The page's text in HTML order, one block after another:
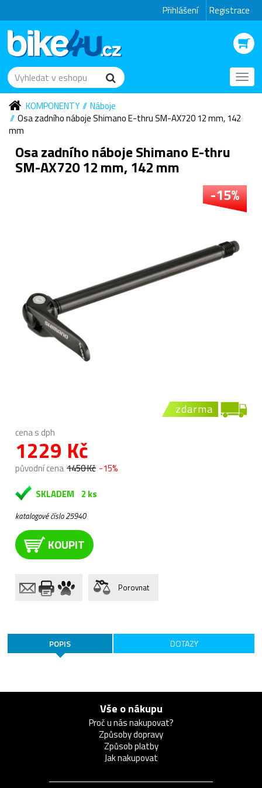
Přihlášení Registrace
KOMPONENTY
Náboje
Osa zadního náboje Shimano E-thru SM-AX720 12 mm, 142
mm
Osa zadního náboje Shimano E-thru
SM-AX720 12 mm, 142 mm
-15%
zdarma
cena s dph
1229 Kč
původní cena 1450 Kč -15%
SKLADEM 2 ks
katalogové číslo 25940
KOUPIT
Porovnat
POPIS DOTAZY
Vše o nákupu
Proč u nás nakupovat?
Způsoby dopravy
Způsob platby
Jak nakupovat